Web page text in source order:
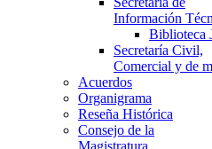
Información
Biblioteca
Secretaría Civil,
Comercial y de
Acuerdos
Organigrama
Reseña Histórica
Consejo de la
Magistratura